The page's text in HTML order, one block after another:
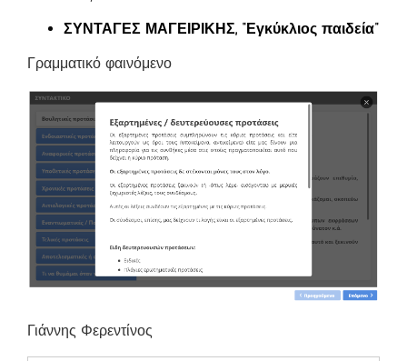
ΣΥΝΤΑΓΕΣ ΜΑΓΕΙΡΙΚΗΣ, “Εγκύκλιος παιδεία”
Γραμματικό φαινόμενο
Γιάννης Φερεντίνος